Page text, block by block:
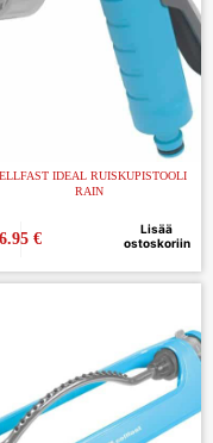
IDEAL RUISKUPISTOOLI
RAIN
6.95€
Lisää
ostoskoriin